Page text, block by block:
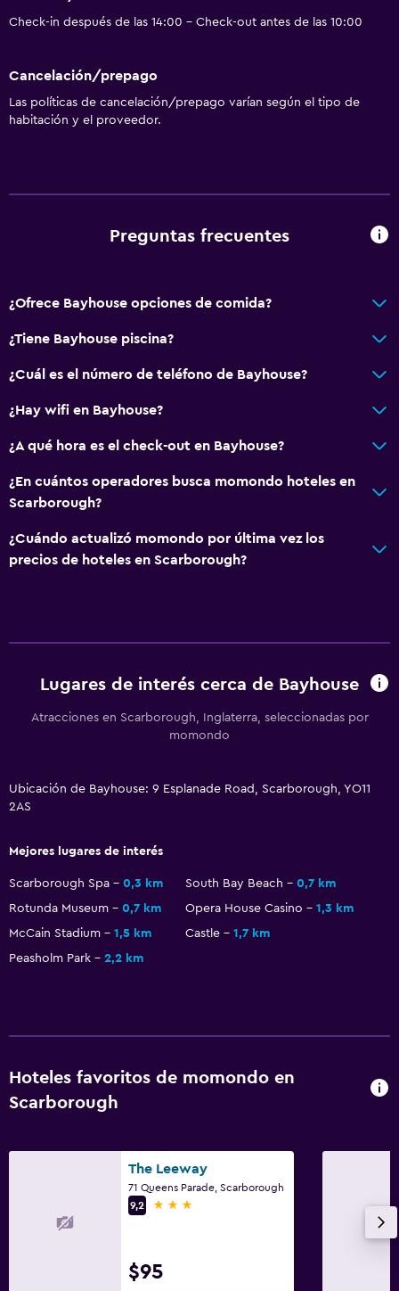
Check-in después de las 14:00 - Check-out antes de las 10:00
Cancelación/prepago
Las políticas de cancelación/prepago varían según el tipo de
habitación y el proveedor.
Preguntas frecuentes
¿Ofrece Bayhouse opciones de comida?
¿Tiene Bayhouse piscina?
¿Cuál es el número de teléfono de Bayhouse?
¿Hay wifi en Bayhouse?
¿A qué hora es el check-out en Bayhouse?
¿En cuántos operadores busca momondo hoteles en
Scarborough?
¿Cuándo actualizó momondo por última vez los
precios de hoteles en Scarborough?
Lugares de interés cerca de Bayhouse
Atracciones en Scarborough, Inglaterra, seleccionadas por
momondo
Ubicación de Bayhouse: 9 Esplanade Road, Scarborough, YO11
2AS
Mejores lugares de interés
Scarborough Spa 0,3 km South Bay Beach
0,7 km
Rotunda Museum
0,7 km Opera House Casino
1,3 km
McCain Stadium
1,5 km Castle
1,7 km
Peasholm Park
2,2 km
Hoteles favoritos de momondo en
Scarborough
The Leeway
71 Queens Parade, Scarborough
9,2
3 estrellas
$95